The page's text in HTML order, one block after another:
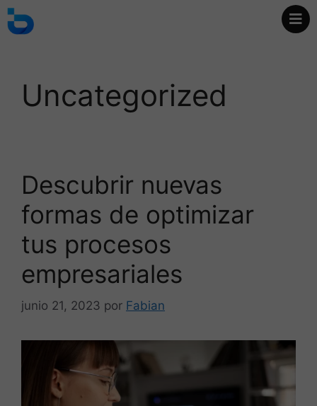
Uncategorized
Descubrir nuevas
formas de optimizar
tus procesos
empresariales
junio 21, 2023 por Fabian